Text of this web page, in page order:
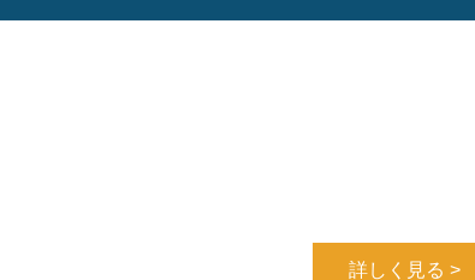
詳しく見る >